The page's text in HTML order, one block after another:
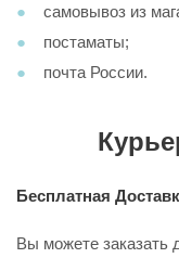
самовывоз из
постаматы;
почта России.
Бесплатная
Вы можете заказать